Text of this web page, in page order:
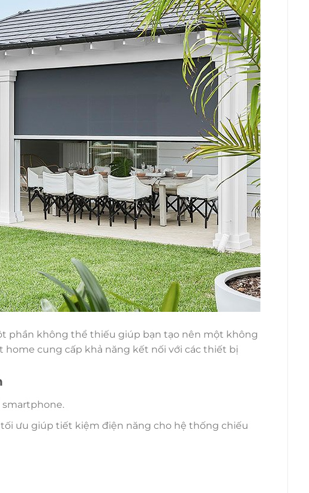
phần không thể thiếu giúp bạn tạo nên một không
cung cấp khả năng kết nối với các thiết bị
smartphone.
ưu giúp tiết kiệm điện năng cho hệ thống chiếu